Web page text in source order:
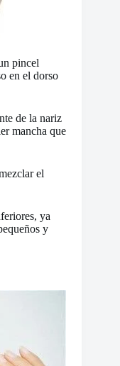
pincel
en el dorso
de la nariz
mancha que
el
ya
y